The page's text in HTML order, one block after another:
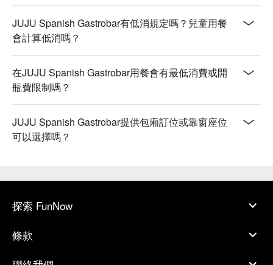
JUJU Spanish Gastrobar有低消規定嗎？兒童用餐
會計算低消嗎？
在JUJU Spanish Gastrobar用餐會有最低消費或開
瓶費限制嗎？
JUJU Spanish Gastrobar提供包廂訂位或靠窗座位
可以選擇嗎？
探索 FunNow
條款